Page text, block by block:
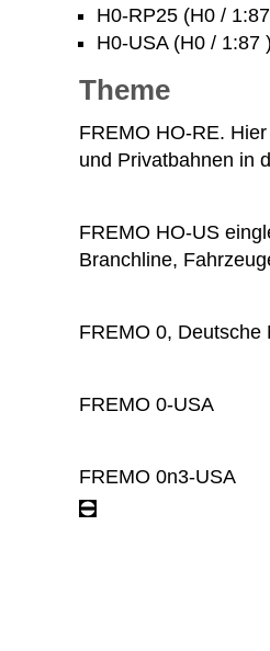
H0-RP25 (H0 /
H0-USA (H0 / 1:87
Theme
FREMO HO-RE.
und Privatbahnen in
FREMO HO-US
Branchline,
FREMO 0, Deutsche
FREMO 0-USA
FREMO 0n3-USA